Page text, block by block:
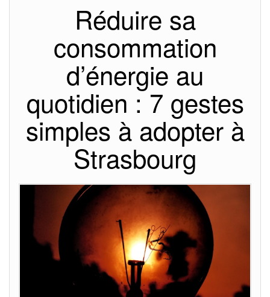
Réduire sa
consommation
d’énergie au
quotidien : 7 gestes
simples à adopter à
Strasbourg